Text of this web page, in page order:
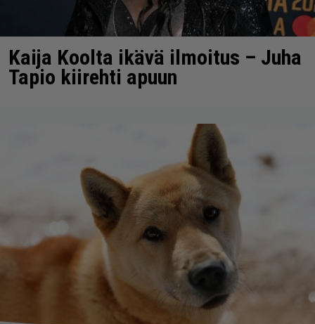
Kaija Koolta ikävä ilmoitus – Juha
Tapio kiirehti apuun